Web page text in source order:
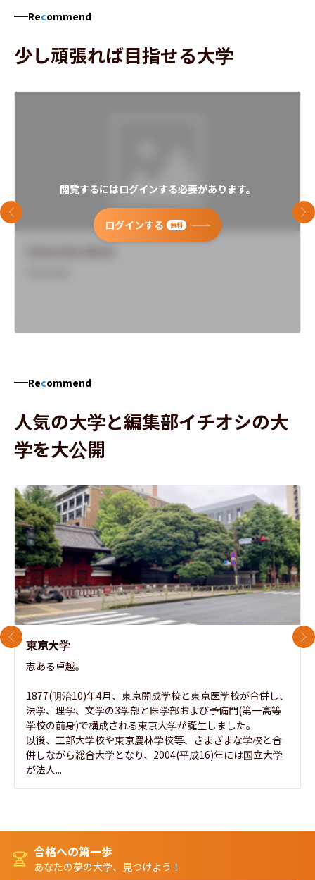
Recommend
少し頑張れば目指せる大学
閲覧するにはログインする必要があります。
ログインする 無料
前のスライド 次
Recommend
人気の大学と編集部イチオシの大
学を大公開
東京大学
志ある卓越。
1877(明治10)年4月、東京開成学校と東京医学校が合併し、
法学、理学、文学の3学部と医学部および予備門(第一高等
学校の前身)で構成される東京大学が誕生しました。
以後、工部大学校や東京農林学校等、さまざまな学校と合
併しながら総合大学となり、2004(平成16)年には国立大学
が法人...
前のスライド 次
合格への第一歩
あなたの夢の大学、見つけよう！